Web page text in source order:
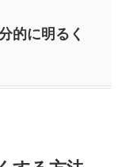
的に明るく